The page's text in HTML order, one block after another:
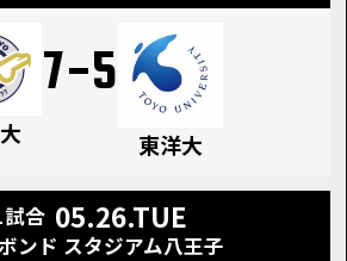
7-5
東洋大
合 05.26.TUE
ンド スタジアム八王子